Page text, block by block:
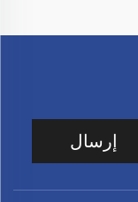
إرسال